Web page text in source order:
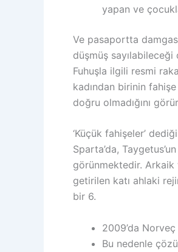
yapan ve
Ve pasaportta
düşmüş
Fuhuşla ilgili resmi
kadından birinin
doğru olmadığını
‘Küçük fahişeler’
Sparta’da,
görünmektedir. Arkaik
getirilen katı ahlaki
bir 6.
2009’da Norveç
Bu nedenle